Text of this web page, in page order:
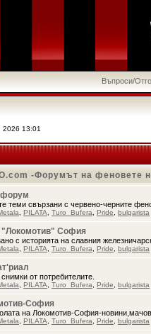
Въпроси/
2026 13:01
-Форумът на феновете
форум
теми свързани с червено-черните
PILATA Turo_Bufera Pride bulgarista
"Локомотив" София
с историята на славния
PILATA Turo_Bufera Pride bulgarista
от потребителите.
PILATA Turo_Bufera Pride bulgarista
София
на Локомотив-София-
PILATA Turo_Bufera Pride bulgarista